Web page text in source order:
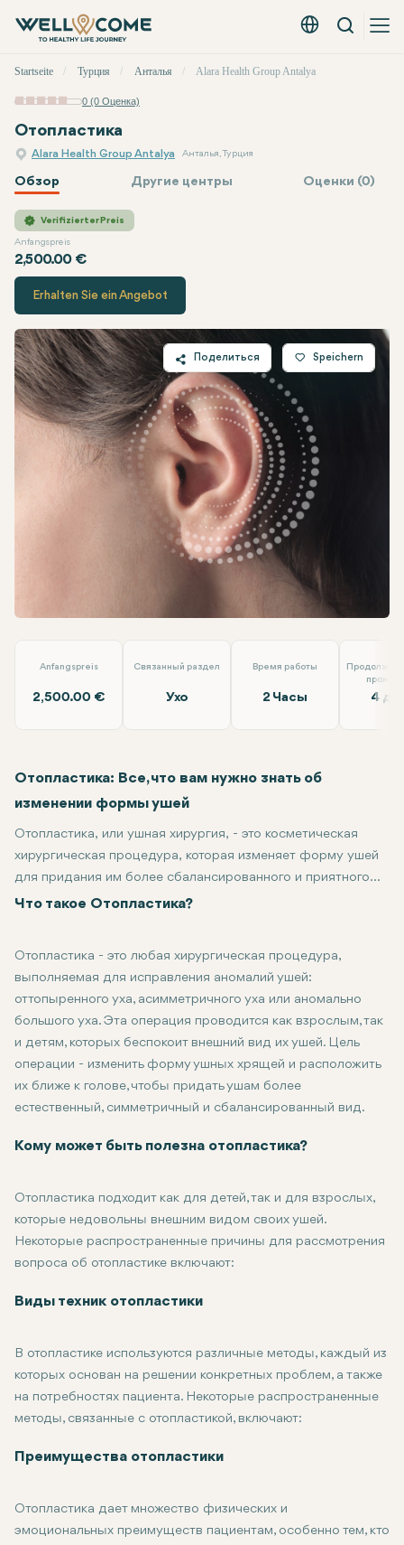
Русский - EUR
Вызов
меню
Startseite Турция Анталья Alara Health Group Antalya
0 (0 Оценка)
Отопластика
Alara Health Group Antalya Анталья, Турция
Обзор Другие центры Оценки (0)
Verifizierter Preis
Anfangspreis
2,500.00 €
Alara Health GroupЦена
Erhalten Sie ein Angebot
Поделиться
Twitter
Facebook
Linkedin
WhatsApp
Telegram
Электронная почта
Speichern
Anfangspreis
2,500.00 €
Связанный раздел
Ухо
Время работы
2 Часы 4
Отопластика: Все, что вам нужно знать об
изменении формы ушей
Отопластика, или ушная хирургия, - это косметическая
хирургическая процедура, которая изменяет форму ушей
для придания им более сбалансированного и приятного
внешнего вида. Люди, которые стесняются размера,
уверенности в себе. В этой статье мы поговорим о том, что
такое отопластика, о причинах, по которым люди проходят
эту процедуру, о типах техник отопластики и
восстановлении после нее.
Что такое Отопластика?
Отопластика - это любая хирургическая процедура,
выполняемая для исправления аномалий ушей:
оттопыренного уха, асимметричного уха или аномально
большого уха. Эта операция проводится как взрослым, так
и детям, которых беспокоит внешний вид их ушей. Цель
операции - изменить форму ушных хрящей и расположить
их ближе к голове, чтобы придать ушам более
естественный, симметричный и сбалансированный вид.
Хотя отопластика - это в первую очередь косметическая
Кому может быть полезна отопластика?
Отопластика подходит как для детей, так и для взрослых,
которые недовольны внешним видом своих ушей.
Некоторые распространенные причины для рассмотрения
вопроса об отопластике включают:
Отопластика при оттопыренных ушах: Наиболее
Асимметричные уши: У некоторых людей асимметричные уши,
Чрезмерно большие уши: Большие уши действительно могут
Реконструктивные процедуры: Отопластика может также
Виды техник отопластики
В отопластике используются различные методы, каждый из
которых основан на решении конкретных проблем, а также
на потребностях пациента. Некоторые распространенные
методы, связанные с отопластикой, включают:
Закрепление ушей -отопластика или, скорее, втягивание
Уменьшение размеров ушей: Косметическая отопластика
Реконструктивная отопластика - это восстановление
Лобулопластика: Эта процедура в основном направлена на
Преимущества отопластики
Отопластика дает множество физических и
эмоциональных преимуществ пациентам, особенно тем, кто